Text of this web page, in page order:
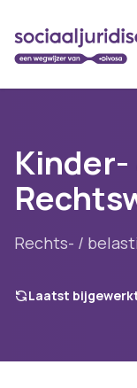
Kinder-
Rechts- /
Laatst